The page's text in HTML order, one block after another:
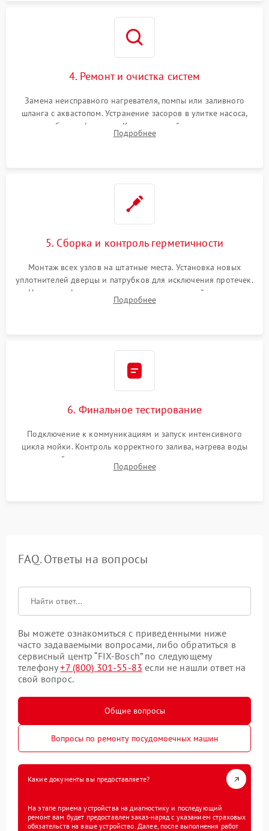
4. Ремонт и очистка систем
Замена неисправного нагревателя, помпы или заливного
шланга с аквастопом. Устранение засоров в улитке насоса,
патрубках и фильтрах. Компонентный ремонт платы
управления, восстановление поврежденной проводки.
Подробнее
5. Сборка и контроль герметичности
Монтаж всех узлов на штатные места. Установка новых
уплотнителей дверцы и патрубков для исключения протечек.
Надежная фиксация хомутов гидравлической системы,
сборка корпуса и установка датчика поплавка.
Подробнее
6. Финальное тестирование
Подключение к коммуникациям и запуск интенсивного
цикла мойки. Контроль корректного залива, нагрева воды
до нужной температуры, отсутствия посторонних шумов,
штатного слива и абсолютной сухости в поддоне.
Подробнее
FAQ. Ответы на вопросы
Вы можете ознакомиться с приведенными ниже
часто задаваемыми вопросами, либо обратиться в
сервисный центр “FIX-Bosch” по следующему
телефону+7 (800) 301-55-83 если не нашли ответ на
свой вопрос.
Общие вопросы
Вопросы по ремонту посудомоечных машин
Какие документы вы предоставляете?
На этапе приема устройства на диагностику и последующий
ремонт вам будет предоставлен заказ-наряд с указанием страховых
обязательств на ваше устройство. Далее, после выполнения работ